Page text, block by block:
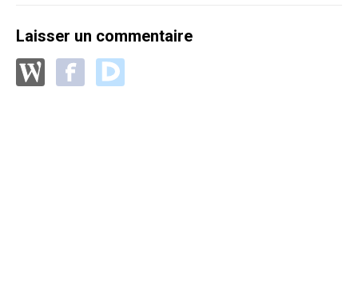
Laisser un commentaire